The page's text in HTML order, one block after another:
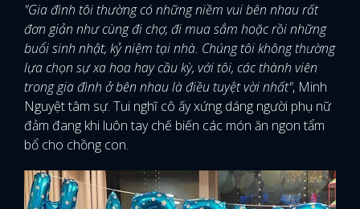
"Gia đình tôi thường có những niềm vui bên nhau rất
đơn giản như cùng đi chợ, đi mua sắm hoặc rồi những
buổi sinh nhật, kỷ niệm tại nhà. Chúng tôi không thường
lựa chọn sự xa hoa hay cầu kỳ, với tôi, các thành viên
trong gia đình ở bên nhau là điều tuyệt vời nhất", Minh
Nguyệt tâm sự. Tui nghĩ cô ấy xứng dáng người phụ nữ
đảm đang khi luôn tay chế biến các món ăn ngon tẩm
bổ cho chồng con.